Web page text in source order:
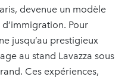
devenue un modèle
Pour
jusqu’au prestigieux
au stand Lavazza sous
Ces expériences,